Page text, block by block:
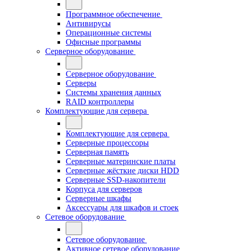
Программное обеспечение
Антивирусы
Операционные системы
Офисные программы
Серверное оборудование
Серверное оборудование
Серверы
Системы хранения данных
RAID контроллеры
Комплектующие для сервера
Комплектующие для сервера
Серверные процессоры
Серверная память
Серверные материнские платы
Серверные жёсткие диски HDD
Серверные SSD-накопители
Корпуса для серверов
Серверные шкафы
Аксессуары для шкафов и стоек
Сетевое оборудование
Сетевое оборудование
Активное сетевое оборудование